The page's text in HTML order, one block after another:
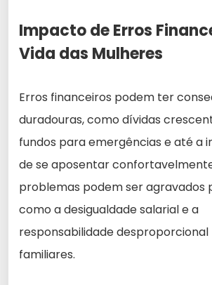
Impacto de Erros
Vida das Mulheres
Erros financeiros podem ter
duradouras, como dívidas
fundos para emergências e até a
de se aposentar
problemas podem ser agravados
como a desigualdade salarial e a
responsabilidade desproporcional
familiares.